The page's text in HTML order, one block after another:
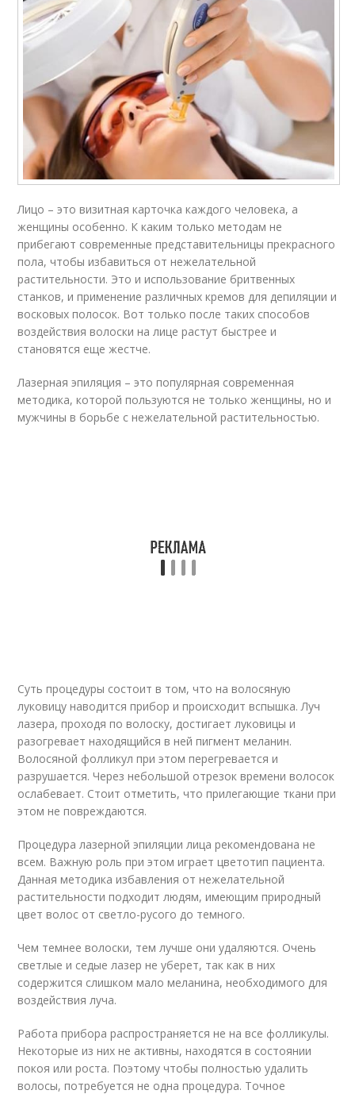
Лицо – это визитная карточка каждого человека, а
женщины особенно. К каким только методам не
прибегают современные представительницы прекрасного
пола, чтобы избавиться от нежелательной
растительности. Это и использование бритвенных
станков, и применение различных кремов для депиляции и
восковых полосок. Вот только после таких способов
воздействия волоски на лице растут быстрее и
становятся еще жестче.
Лазерная эпиляция – это популярная современная
методика, которой пользуются не только женщины, но и
мужчины в борьбе с нежелательной растительностью.
Суть процедуры состоит в том, что на волосяную
луковицу наводится прибор и происходит вспышка. Луч
лазера, проходя по волоску, достигает луковицы и
разогревает находящийся в ней пигмент меланин.
Волосяной фолликул при этом перегревается и
разрушается. Через небольшой отрезок времени волосок
ослабевает. Стоит отметить, что прилегающие ткани при
этом не повреждаются.
Процедура лазерной эпиляции лица рекомендована не
всем. Важную роль при этом играет цветотип пациента.
Данная методика избавления от нежелательной
растительности подходит людям, имеющим природный
цвет волос от светло-русого до темного.
Чем темнее волоски, тем лучше они удаляются. Очень
светлые и седые лазер не уберет, так как в них
содержится слишком мало меланина, необходимого для
воздействия луча.
Работа прибора распространяется не на все фолликулы.
Некоторые из них не активны, находятся в состоянии
покоя или роста. Поэтому чтобы полностью удалить
волосы, потребуется не одна процедура. Точное